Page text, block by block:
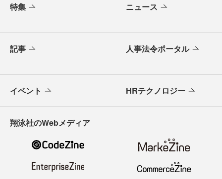
特集 ニュース
記事 人事法令ポータル
イベント HRテクノロジー
翔泳社のWebメディア